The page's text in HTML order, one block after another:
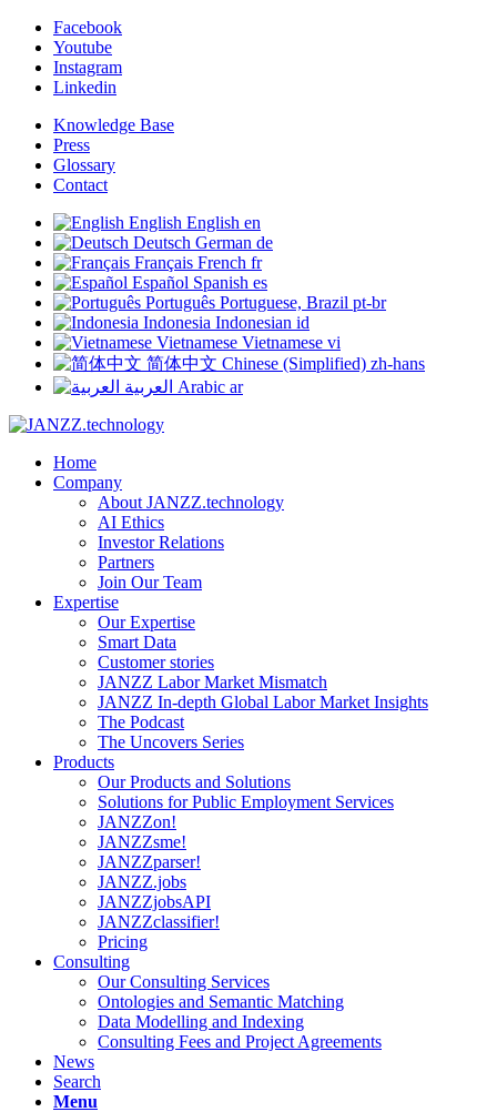
Facebook
Youtube
Instagram
Linkedin
Knowledge Base
Press
Glossary
Contact
English English en
Deutsch German de
Français French fr
Español Spanish es
Português Portuguese, Brazil pt-br
Indonesia Indonesian id
Vietnamese Vietnamese vi
简体中文 Chinese (Simplified) zh-hans
العربية Arabic ar
Home
Company
About JANZZ.technology
AI Ethics
Investor Relations
Partners
Join Our Team
Expertise
Our Expertise
Smart Data
Customer stories
JANZZ Labor Market Mismatch
JANZZ In-depth Global Labor Market Insights
The Podcast
The Uncovers Series
Products
Our Products and Solutions
Solutions for Public Employment Services
JANZZon!
JANZZsme!
JANZZparser!
JANZZ.jobs
JANZZjobsAPI
JANZZclassifier!
Pricing
Consulting
Our Consulting Services
Ontologies and Semantic Matching
Data Modelling and Indexing
Consulting Fees and Project Agreements
News
Search
Menu